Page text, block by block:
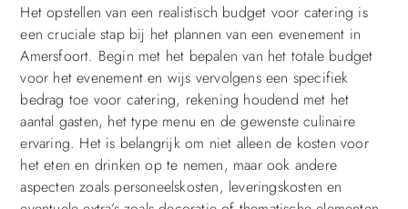
Het opstellen van een realistisch budget voor catering is
een cruciale stap bij het plannen van een evenement in
Amersfoort. Begin met het bepalen van het totale budget
voor het evenement en wijs vervolgens een specifiek
bedrag toe voor catering, rekening houdend met het
aantal gasten, het type menu en de gewenste culinaire
ervaring. Het is belangrijk om niet alleen de kosten voor
het eten en drinken op te nemen, maar ook andere
aspecten zoals personeelskosten, leveringskosten en